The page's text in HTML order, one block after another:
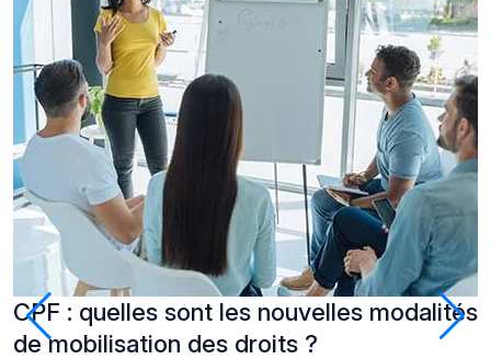
CPF : quelles sont les nouvelles modalités
de mobilisation des droits ?